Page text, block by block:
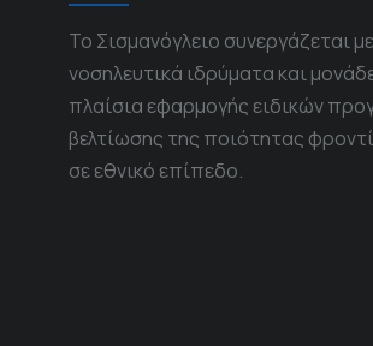
Το Σισμανόγλειο συνεργάζεται
νοσηλευτικά ιδρύματα και
πλαίσια εφαρμογής ειδικών
βελτίωσης της ποιότητας
σε εθνικό επίπεδο.